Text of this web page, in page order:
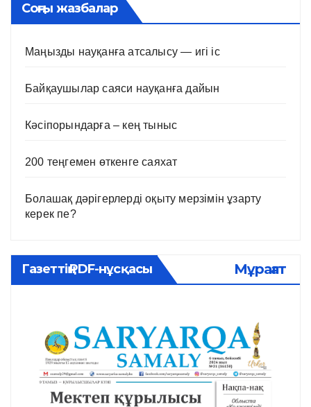
Соңғы жазбалар
Маңызды науқанға атсалысу — игі іс
Байқаушылар саяси науқанға дайын
Кәсіпорындарға – кең тыныс
200 теңгемен өткенге саяхат
Болашақ дәрігерлерді оқыту мерзімін ұзарту
керек пе?
Газеттің PDF-нұсқасы Мұрағат